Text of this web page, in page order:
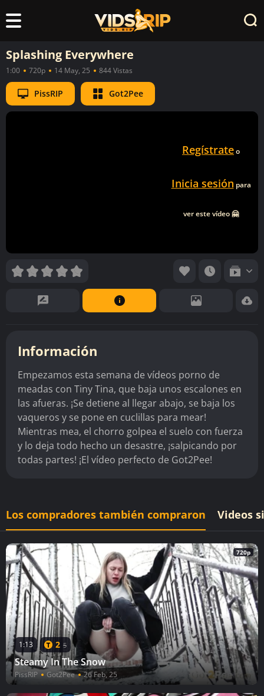
Splashing Everywhere
1:00 720p 14 May, 25 844 Vistas
PissRIP Got2Pee
Regístrateo
Inicia sesión para
ver este vídeo 🤗
Información
Empezamos esta semana de vídeos porno de
meadas con Tiny Tina, que baja unos escalones en
las afueras. ¡Se detiene al llegar abajo, se baja los
vaqueros y se pone en cuclillas para mear!
Mientras mea, el chorro golpea el suelo con fuerza
y lo deja todo hecho un desastre, ¡salpicando por
todas partes! ¡El vídeo perfecto de Got2Pee!
Los compradores también compraron Videos
720p
1:13 2 5
Steamy In The Snow
PissRIP Got2Pee 26 Feb, 25